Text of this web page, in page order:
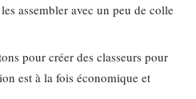
assembler avec un peu de colle
pour créer des classeurs pour
est à la fois économique et